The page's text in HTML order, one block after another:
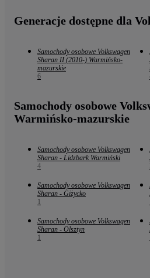
Generacje dostępne dla
Samochody osobowe Volkswagen
Sharan II (2010-) Warmińsko-
mazurskie
6
Samochody osobowe
Warmińsko-mazurskie
Samochody osobowe Volkswagen
Sharan - Lidzbark Warmiński
4
Samochody osobowe Volkswagen
Sharan - Giżycko
1
Samochody osobowe Volkswagen
Sharan - Olsztyn
1